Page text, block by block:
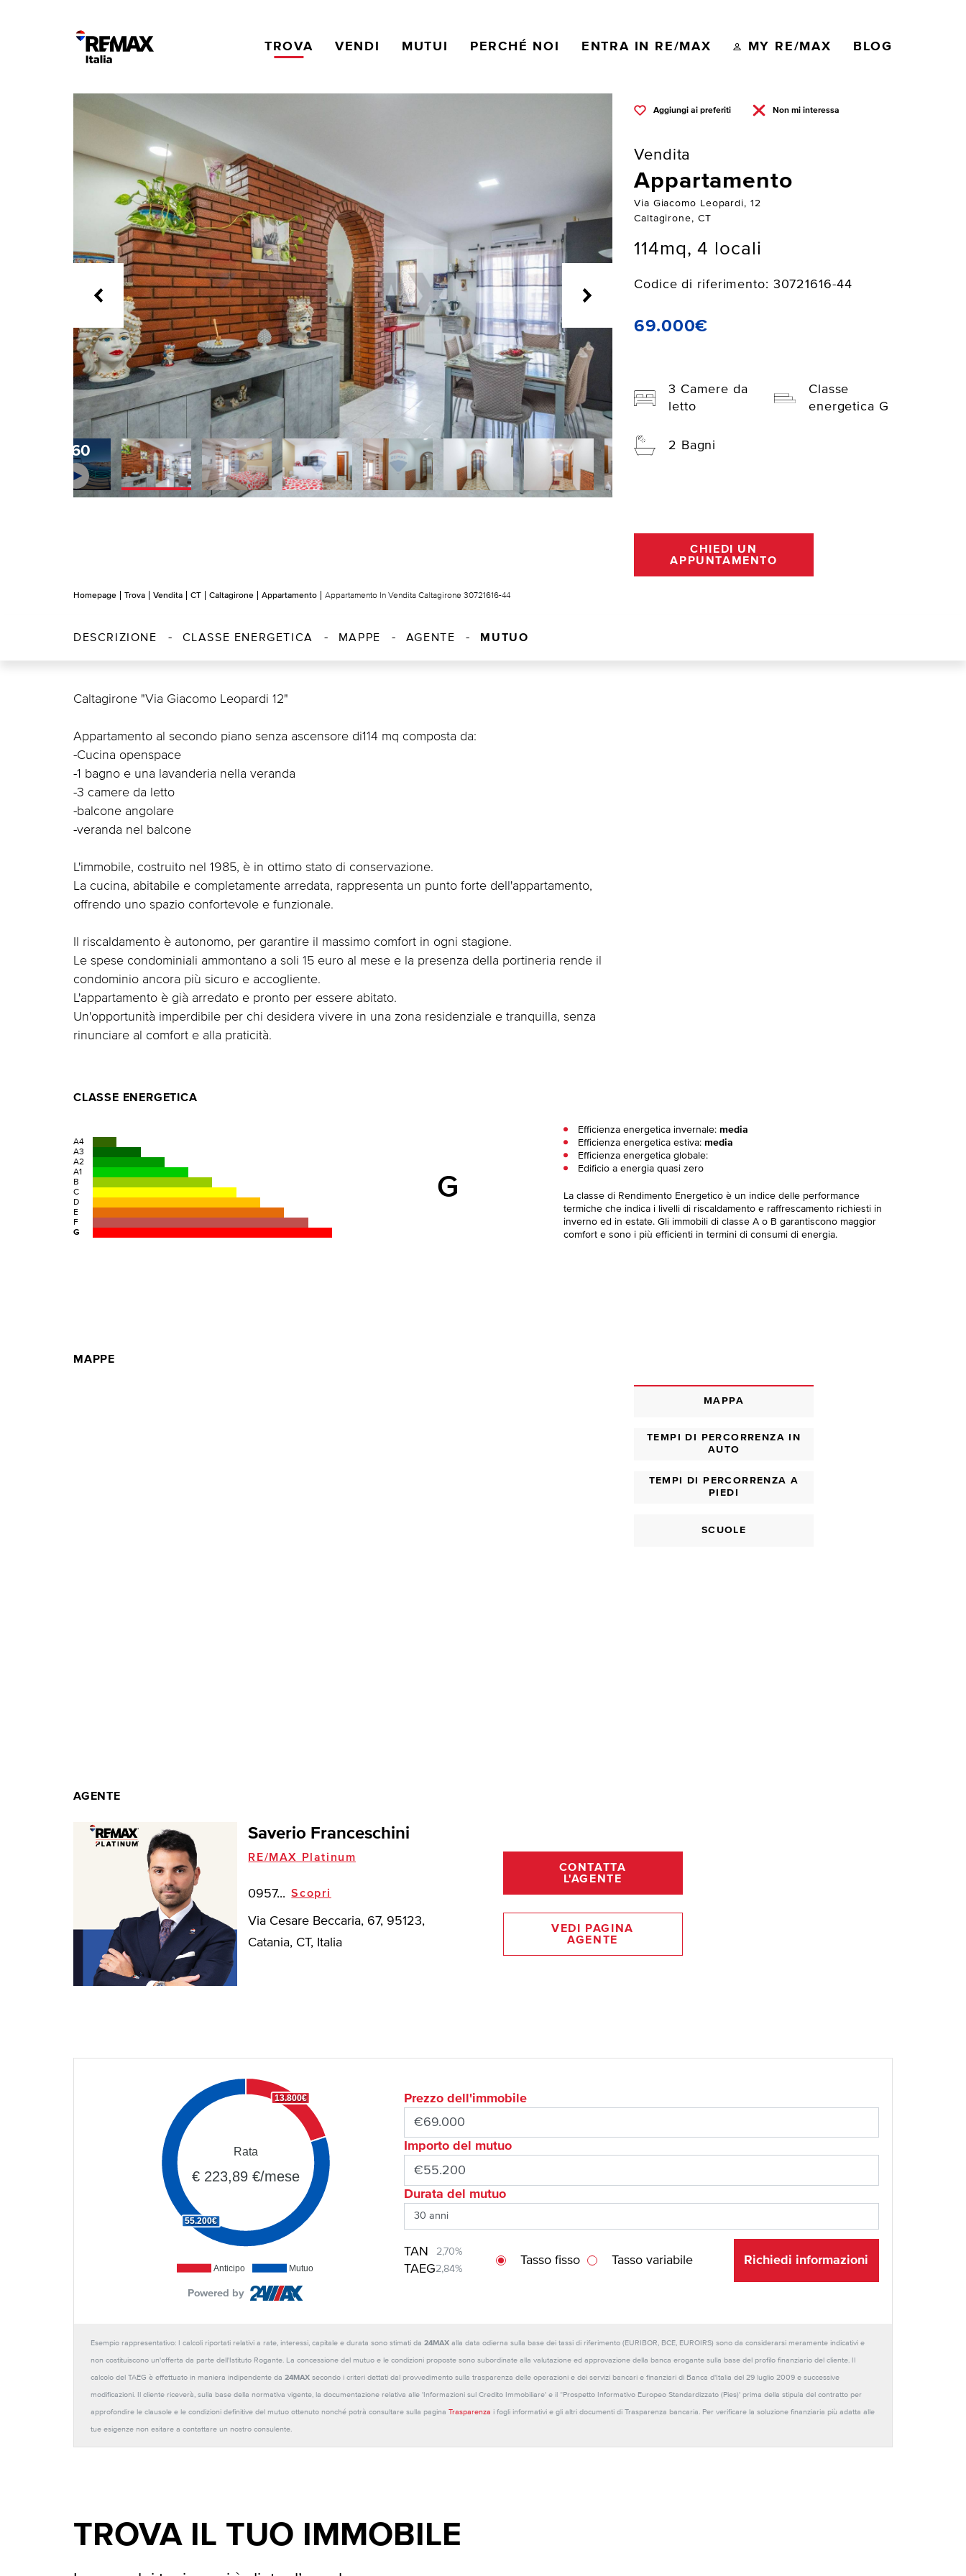
TROVA VENDI MUTUI PERCHÉ NOI ENTRA IN RE/MAX MY RE/MAX BLOG
360
Aggiungi ai preferiti Non mi interessa
Vendita
Appartamento
Via Giacomo Leopardi, 12
Caltagirone, CT
114mq, 4 locali
Codice di riferimento: 30721616-44
69.000€
3 Camere da
letto
Classe
energetica G
2 Bagni
CHIEDI UN
APPUNTAMENTO
Homepage Trova Vendita CT Caltagirone Appartamento Appartamento In Vendita Caltagirone 30721616-44
DESCRIZIONE CLASSE ENERGETICA MAPPE AGENTE MUTUO
Caltagirone "Via Giacomo Leopardi 12"
Appartamento al secondo piano senza ascensore di114 mq composta da:
-Cucina openspace
-1 bagno e una lavanderia nella veranda
-3 camere da letto
-balcone angolare
-veranda nel balcone
L'immobile, costruito nel 1985, è in ottimo stato di conservazione.
La cucina, abitabile e completamente arredata, rappresenta un punto forte dell'appartamento,
offrendo uno spazio confortevole e funzionale.
Il riscaldamento è autonomo, per garantire il massimo comfort in ogni stagione.
Le spese condominiali ammontano a soli 15 euro al mese e la presenza della portineria rende il
condominio ancora più sicuro e accogliente.
L'appartamento è già arredato e pronto per essere abitato.
Un'opportunità imperdibile per chi desidera vivere in una zona residenziale e tranquilla, senza
rinunciare al comfort e alla praticità.
CLASSE ENERGETICA
A4
A3
A2
A1
B
C
D
E
F
G
G
Efficienza energetica invernale:media
Efficienza energetica estiva:media
Efficienza energetica globale:
Edificio a energia quasi zero
La classe di Rendimento Energetico è un indice delle performance
termiche che indica i livelli di riscaldamento e raffrescamento richiesti in
inverno ed in estate. Gli immobili di classe A o B garantiscono maggior
comfort e sono i più efficienti in termini di consumi di energia.
MAPPE
MAPPA
TEMPI DI PERCORRENZA IN
AUTO
TEMPI DI PERCORRENZA A
PIEDI
SCUOLE
AGENTE
Saverio Franceschini
RE/MAX Platinum
0957... Scopri
Via Cesare Beccaria, 67, 95123,
Catania, CT, Italia
CONTATTA
L'AGENTE
VEDI PAGINA
AGENTE
Anticipo Mutuo
13.800€
55.200€
Rata
€ 223,89 €/mese
Powered by
Prezzo dell'immobile
Importo del mutuo
Durata del mutuo
TAN 2,70%
TAEG2,84%
Tasso fisso Tasso variabile Richiedi informazioni
Esempio rappresentativo: I calcoli riportati relativi a rate, interessi, capitale e durata sono stimati da 24MAXalla data odierna sulla base dei tassi di riferimento (EURIBOR, BCE, EUROIRS) sono da considerarsi meramente indicativi e
non costituiscono un'offerta da parte dell'Istituto Rogante. La concessione del mutuo e le condizioni proposte sono subordinate alla valutazione ed approvazione della banca erogante sulla base del profilo finanziario del cliente. Il
calcolo del TAEG è effettuato in maniera indipendente da 24MAXsecondo i criteri dettati dal provvedimento sulla trasparenza delle operazioni e dei servizi bancari e finanziari di Banca d'Italia del 29 luglio 2009 e successive
modificazioni. Il cliente riceverà, sulla base della normativa vigente, la documentazione relativa alle 'Informazioni sul Credito Immobiliare' e il “Prospetto Informativo Europeo Standardizzato (Pies)' prima della stipula del contratto per
approfondire le clausole e le condizioni definitive del mutuo ottenuto nonché potrà consultare sulla pagina Trasparenza i fogli informativi e gli altri documenti di Trasparenza bancaria. Per verificare la soluzione finanziaria più adatta alle
tue esigenze non esitare a contattare un nostro consulente.
TROVA IL TUO IMMOBILE